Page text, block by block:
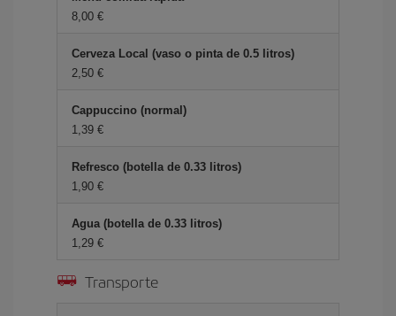
8,00 €
Cerveza Local (vaso o pinta de 0.5 litros)
2,50 €
Cappuccino (normal)
1,39 €
Refresco (botella de 0.33 litros)
1,90 €
Agua (botella de 0.33 litros)
1,29 €
Transporte